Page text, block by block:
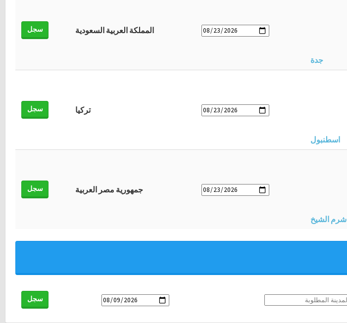
جدة
المملكة العربية السعودية سجل
اسطنبول
تركيا سجل
شرم الشيخ
جمهورية مصر العربية سجل
سجل